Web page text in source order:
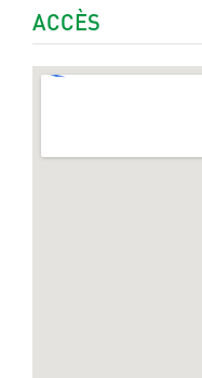
ACCÈS